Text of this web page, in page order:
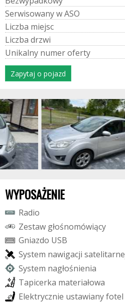
SerwisowanywASO
Liczba miejsc
Liczba drzwi
Unikalny numeroferty
Zapytaj o pojazd
WYPOSAŻENIE
Radio
Zestaw głośnomówiący
Gniazdo USB
System nawigacji satelitarne
System nagłośnienia
Tapicerka materiałowa
Elektrycznie ustawianyfotel